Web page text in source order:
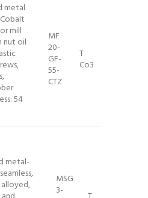
metal
mill
nut oil
54
MF
20-
GF-
55-
CTZ
T
Co3
metal-
MSG
3-